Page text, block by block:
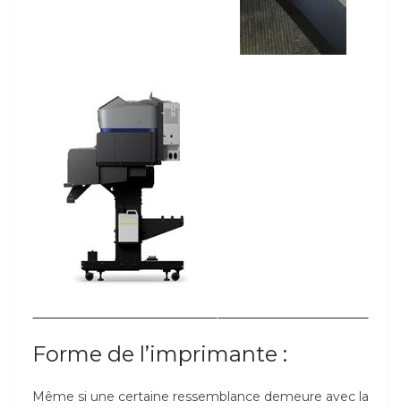
Forme de l’imprimante :
Même si une certaine ressemblance demeure avec la